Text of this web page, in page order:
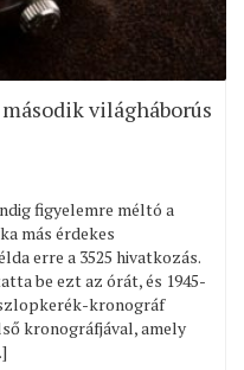
világháborús
figyelemre méltó a
más érdekes
erre a 3525 hivatkozás.
be ezt az órát, és 1945-
kronográf
kronográfjával, amely